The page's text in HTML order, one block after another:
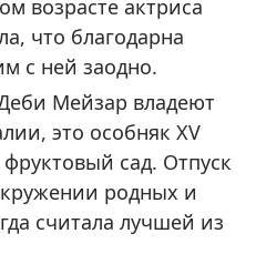
возрасте актриса
что благодарна
с ней заодно.
Мейзар владеют
это особняк XV
сад. Отпуск
родных и
считала лучшей из